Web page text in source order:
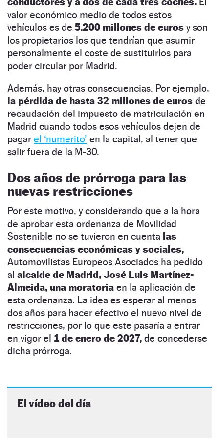
valor económico medio de todos estos
vehículos es de 5.200 millones de euros y son
los propietarios los que tendrían que asumir
personalmente el coste de sustituirlos para
poder circular por Madrid.
Además, hay otras consecuencias. Por ejemplo,
la pérdida de hasta 32 millones de euros de
recaudación del impuesto de matriculación en
Madrid cuando todos esos vehículos dejen de
pagar el ‘numerito’ en la capital, al tener que
salir fuera de la M-30.
Dos años de prórroga para las
nuevas restricciones
Por este motivo, y considerando que a la hora
de aprobar esta ordenanza de Movilidad
Sostenible no se tuvieron en cuenta las
consecuencias económicas y sociales,
Automovilistas Europeos Asociados ha pedido
al alcalde de Madrid, José Luis Martínez-
Almeida, una moratoria en la aplicación de
esta ordenanza. La idea es esperar al menos
dos años para hacer efectivo el nuevo nivel de
restricciones, por lo que este pasaría a entrar
en vigor el 1 de enero de 2027, de concederse
dicha prórroga.
El vídeo del día